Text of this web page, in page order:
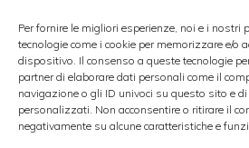
Per fornire le migliori esperienze, noi e i nostri
tecnologie come i cookie per memorizzare e/o
dispositivo. Il consenso a queste tecnologie
partner di elaborare dati personali come il
navigazione o gli ID univoci su questo sito e
personalizzati. Non acconsentire o ritirare il
negativamente su alcune caratteristiche e
2011-2012 del 9,3% circa,
reso necessario a fronte
delle previsioni sull’Egitto
che influiranno